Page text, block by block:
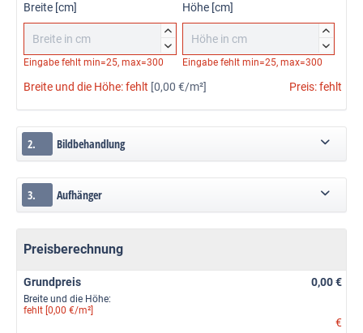
Breite [cm]


Höhe [cm]


Eingabe fehlt min=25, max=300 Eingabe fehlt min=25, max=300
Breite und die Höhe:fehlt [0,00 €/m²] Preis:fehlt
2. Bildbehandlung
3. Aufhänger
Preisberechnung
Grundpreis 0,00 €
Breite und die Höhe:
fehlt [0,00 €/m²]
€